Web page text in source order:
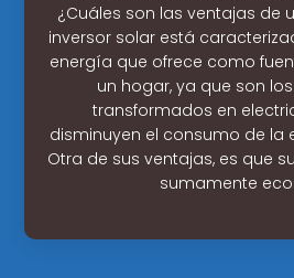
¿Cuáles son las ventajas de
inversor solar está
energía que ofrece como
un hogar, ya que son
transformados en
disminuyen el consumo de la
Otra de sus ventajas, es que
sumamente